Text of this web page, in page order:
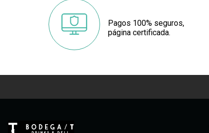
Pagos 100% seguros,
página certificada.